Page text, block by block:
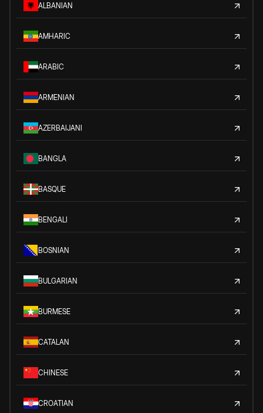
ALBANIAN
AMHARIC
ARABIC
ARMENIAN
AZERBAIJANI
BANGLA
BASQUE
BENGALI
BOSNIAN
BULGARIAN
BURMESE
CATALAN
CHINESE
CROATIAN